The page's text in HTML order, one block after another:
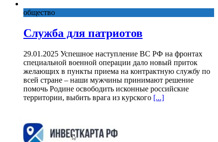
общество
Служба для патриотов
29.01.2025 Успешное наступление ВС РФ на фронтах
специальной военной операции дало новый приток
желающих в пункты приема на контрактную службу по
всей стране – наши мужчины принимают решение
помочь Родине освободить исконные российские
территории, выбить врага из курского [...]